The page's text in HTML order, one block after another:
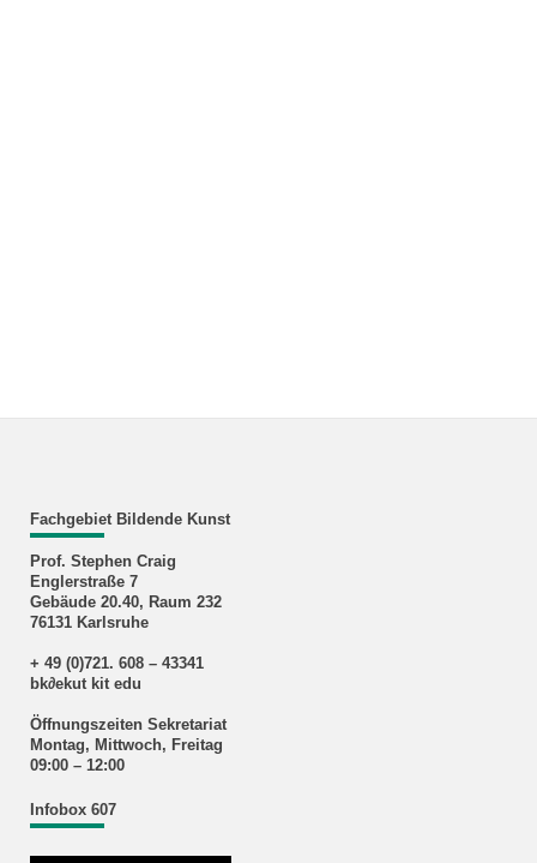
Fachgebiet Bildende Kunst
Prof. Stephen Craig
Englerstraße 7
Gebäude 20.40, Raum 232
76131 Karlsruhe
+ 49 (0)721. 608 – 43341
bk∂ekut kit edu
Öffnungszeiten Sekretariat
Montag, Mittwoch, Freitag
09:00 – 12:00
Infobox 607